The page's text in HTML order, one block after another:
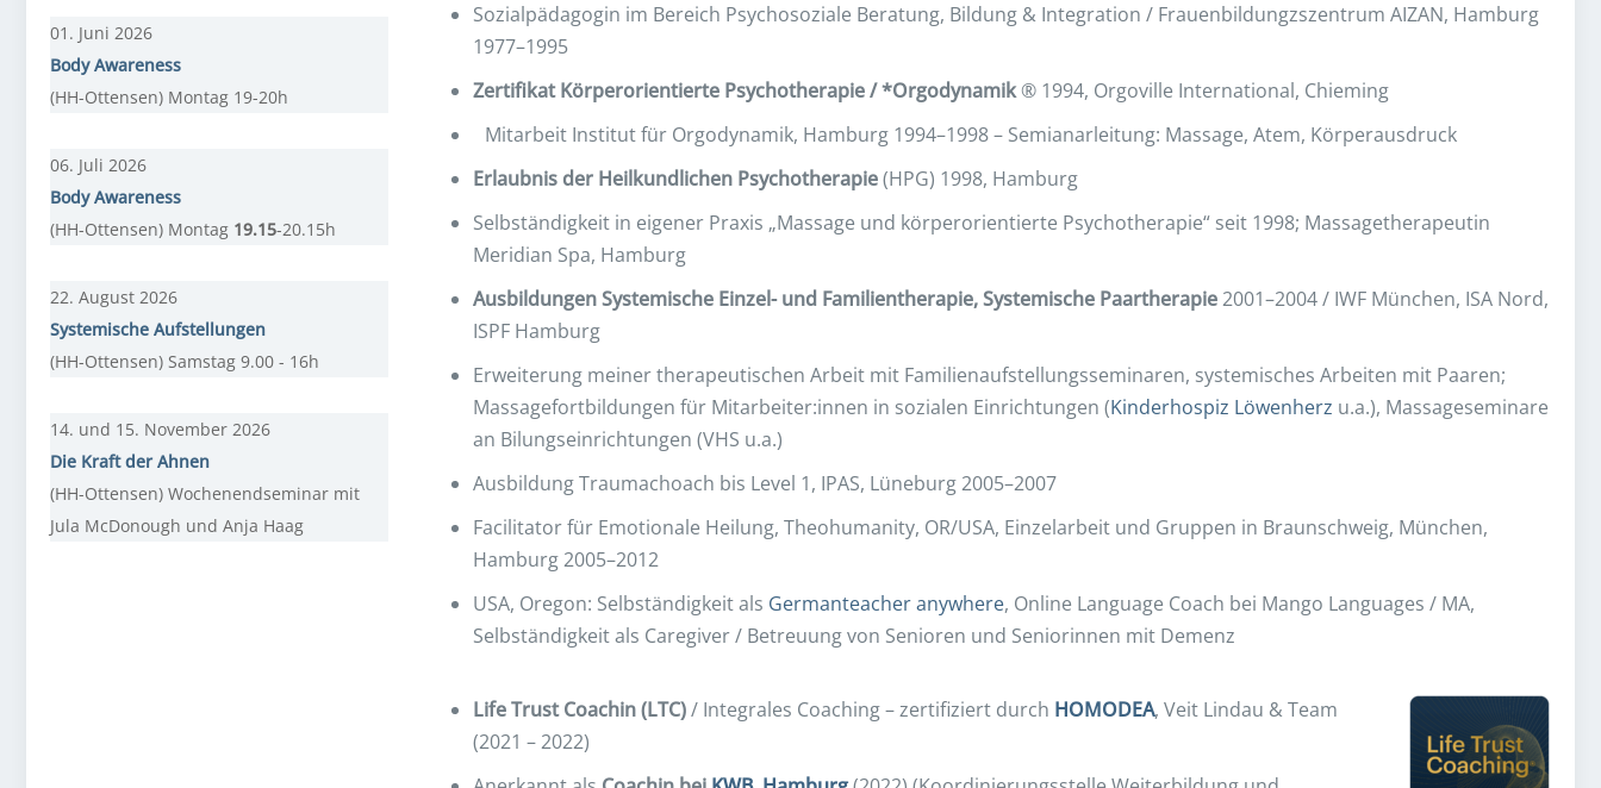
Sozialpädagogin im Bereich Psychosoziale Beratung, Bildung & Integration / Frauenbildungzszentrum AIZAN, Hamburg
1977–1995
Zertifikat Körperorientierte Psychotherapie / *Orgodynamik® 1994, Orgoville International, Chieming
Mitarbeit Institut für Orgodynamik, Hamburg 1994–1998 – Semianarleitung: Massage, Atem, Körperausdruck
Erlaubnis der Heilkundlichen Psychotherapie(HPG) 1998, Hamburg
Selbständigkeit in eigener Praxis „Massage und körperorientierte Psychotherapie“ seit 1998; Massagetherapeutin
Meridian Spa, Hamburg
Ausbildungen Systemische Einzel- und Familientherapie, Systemische Paartherapie2001–2004 / IWF München, ISA Nord,
ISPF Hamburg
Erweiterung meiner therapeutischen Arbeit mit Familienaufstellungsseminaren, systemisches Arbeiten mit Paaren;
Massagefortbildungen für Mitarbeiter:innen in sozialen Einrichtungen (Kinderhospiz Löwenherz u.a.), Massageseminare
an Bilungseinrichtungen (VHS u.a.)
Ausbildung Traumachoach bis Level 1, IPAS, Lüneburg 2005–2007
Facilitator für Emotionale Heilung, Theohumanity, OR/USA, Einzelarbeit und Gruppen in Braunschweig, München,
Hamburg 2005–2012
USA, Oregon: Selbständigkeit als Germanteacher anywhere, Online Language Coach bei Mango Languages / MA,
Selbständigkeit als Caregiver / Betreuung von Senioren und Seniorinnen mit Demenz
Life Trust Coachin (LTC)/ Integrales Coaching – zertifiziert durch HOMODEA, Veit Lindau & Team
(2021 – 2022)
01. Juni 2026
Body Awareness
(HH-Ottensen) Montag 19-20h
06. Juli 2026
Body Awareness
(HH-Ottensen) Montag 19.15-20.15h
22. August 2026
Systemische Aufstellungen
(HH-Ottensen) Samstag 9.00 - 16h
14. und 15. November 2026
Die Kraft der Ahnen
(HH-Ottensen) Wochenendseminar mit
Jula McDonough und Anja Haag